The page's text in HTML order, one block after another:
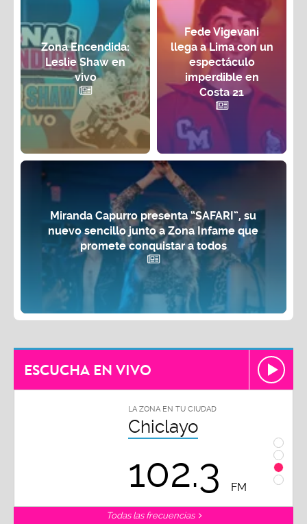
Zona Encendida:
Leslie Shaw en
vivo
Fede Vigevani
llega a Lima con un
espectáculo
imperdible en
Costa 21
Miranda Capurro presenta “SAFARI”, su
nuevo sencillo junto a Zona Infame que
promete conquistar a todos
ESCUCHA EN VIVO
FM
Todas las frecuencias